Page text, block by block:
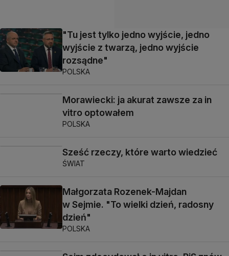
"Tu jest tylko jedno wyjście, jedno
wyjście z twarzą, jedno wyjście
rozsądne"
POLSKA
Morawiecki: ja akurat zawsze za in
vitro optowałem
POLSKA
Sześć rzeczy, które warto wiedzieć
ŚWIAT
Małgorzata Rozenek-Majdan
w Sejmie. "To wielki dzień, radosny
dzień"
POLSKA